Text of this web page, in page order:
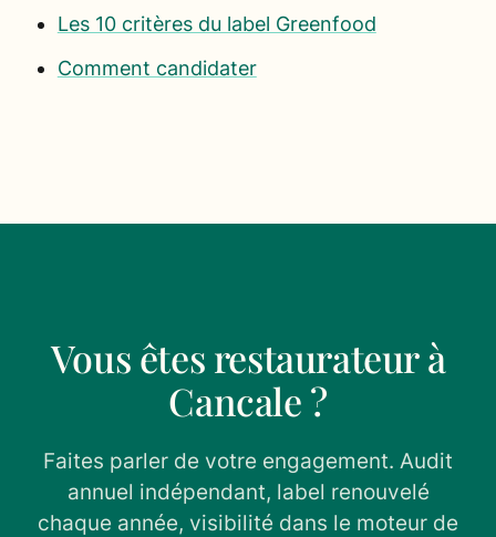
Les 10 critères du label Greenfood
Comment candidater
Vous êtes restaurateur à
Cancale ?
Faites parler de votre engagement. Audit
annuel indépendant, label renouvelé
chaque année, visibilité dans le moteur de